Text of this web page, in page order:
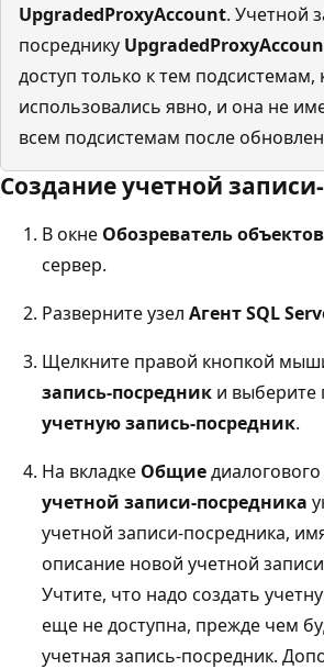
UpgradedProxyAccount. Учетной
посреднику
доступ только к тем подсистемам,
использовались явно, и она не
всем подсистемам после
Создание учетной
В окне Обозреватель объектов
сервер.
Разверните узел Агент SQL
Щелкните правой кнопкой
запись-посредник и выберите
учетную запись-посредник.
На вкладке Общие
учетной записи-посредника
учетной записи-посредника,
описание новой учетной
Учтите, что надо создать
еще не доступна, прежде чем
учетная запись-посредник.